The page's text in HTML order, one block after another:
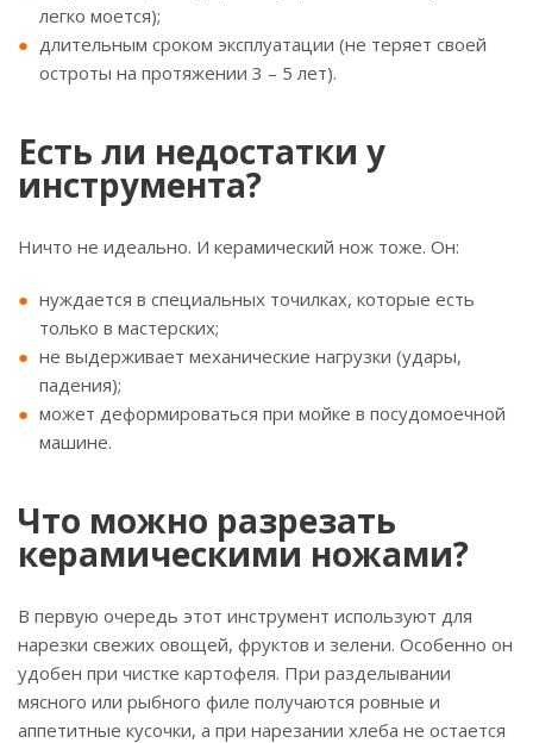
легко моется);
длительным сроком эксплуатации (не теряет своей
остроты на протяжении 3 – 5 лет).
Есть ли недостатки у
инструмента?
Ничто не идеально. И керамический нож тоже. Он:
нуждается в специальных точилках, которые есть
только в мастерских;
не выдерживает механические нагрузки (удары,
падения);
может деформироваться при мойке в посудомоечной
машине.
Что можно разрезать
керамическими ножами?
В первую очередь этот инструмент используют для
нарезки свежих овощей, фруктов и зелени. Особенно он
удобен при чистке картофеля. При разделывании
мясного или рыбного филе получаются ровные и
аппетитные кусочки, а при нарезании хлеба не остается